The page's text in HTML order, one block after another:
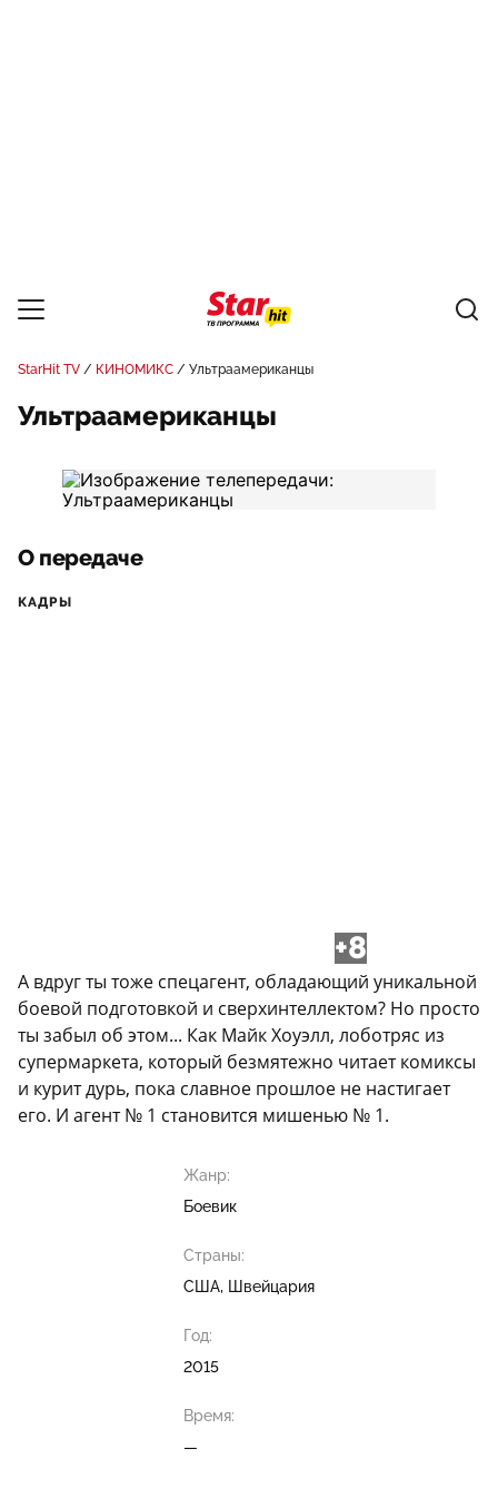
StarHit TV КИНОМИКС Ультраамериканцы
Ультраамериканцы
О передаче
КАДРЫ
+8
А вдруг ты тоже спецагент, обладающий уникальной
боевой подготовкой и сверхинтеллектом? Но просто
ты забыл об этом... Как Майк Хоуэлл, лоботряс из
супермаркета, который безмятежно читает комиксы
и курит дурь, пока славное прошлое не настигает
его. И агент № 1 становится мишенью № 1.
Жанр:
Боевик
Страны:
США, Швейцария
Год:
2015
Время:
—